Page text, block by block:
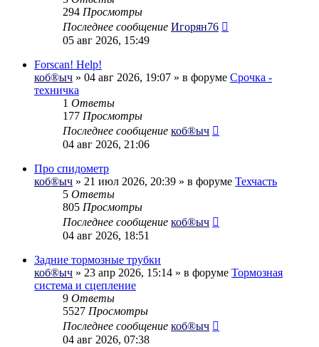
294 Просмотры
Последнее сообщение Игорян76
05 авг 2026, 15:49
Forscan! Help!
коб®ыч » 04 авг 2026, 19:07 » в форуме Срочка -
техничка
1 Ответы
177 Просмотры
Последнее сообщение коб®ыч
04 авг 2026, 21:06
Про спидометр
коб®ыч » 21 июл 2026, 20:39 » в форуме Техчасть
5 Ответы
805 Просмотры
Последнее сообщение коб®ыч
04 авг 2026, 18:51
Задние тормозные трубки
коб®ыч » 23 апр 2026, 15:14 » в форуме Тормозная
система и сцепление
9 Ответы
5527 Просмотры
Последнее сообщение коб®ыч
04 авг 2026, 07:38